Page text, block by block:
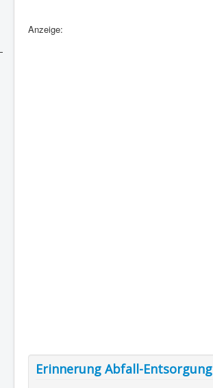
Anzeige:
Erinnerung Abfall-Entsorgung